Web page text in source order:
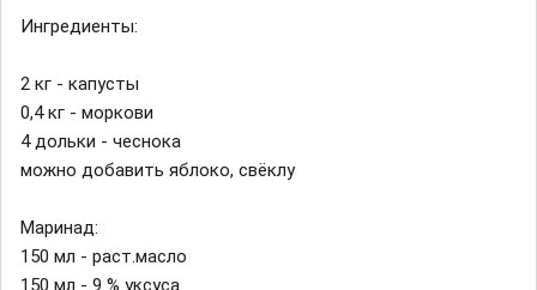
Ингредиенты:
2 кг - капусты
0,4 кг - моркови
4 дольки - чеснока
можно добавить яблоко, свёклу
Маринад:
150 мл - раст.масло